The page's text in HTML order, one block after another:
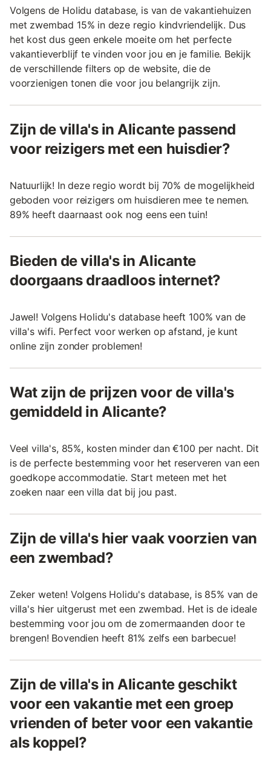
Volgens de Holidu database, is van de vakantiehuizen
met zwembad 15% in deze regio kindvriendelijk. Dus
het kost dus geen enkele moeite om het perfecte
vakantieverblijf te vinden voor jou en je familie. Bekijk
de verschillende filters op de website, die de
voorzienigen tonen die voor jou belangrijk zijn.
Zijn de villa's in Alicante passend
voor reizigers met een huisdier?
Natuurlijk! In deze regio wordt bij 70% de mogelijkheid
geboden voor reizigers om huisdieren mee te nemen.
89% heeft daarnaast ook nog eens een tuin!
Bieden de villa's in Alicante
doorgaans draadloos internet?
Jawel! Volgens Holidu's database heeft 100% van de
villa's wifi. Perfect voor werken op afstand, je kunt
online zijn zonder problemen!
Wat zijn de prijzen voor de villa's
gemiddeld in Alicante?
Veel villa's, 85%, kosten minder dan €100 per nacht. Dit
is de perfecte bestemming voor het reserveren van een
goedkope accommodatie. Start meteen met het
zoeken naar een villa dat bij jou past.
Zijn de villa's hier vaak voorzien van
een zwembad?
Zeker weten! Volgens Holidu's database, is 85% van de
villa's hier uitgerust met een zwembad. Het is de ideale
bestemming voor jou om de zomermaanden door te
brengen! Bovendien heeft 81% zelfs een barbecue!
Zijn de villa's in Alicante geschikt
voor een vakantie met een groep
vrienden of beter voor een vakantie
als koppel?